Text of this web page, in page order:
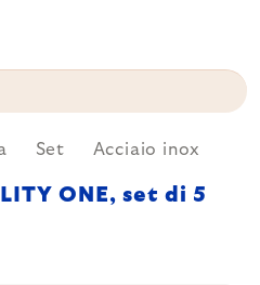
Set Acciaio inox
ONE, set di 5